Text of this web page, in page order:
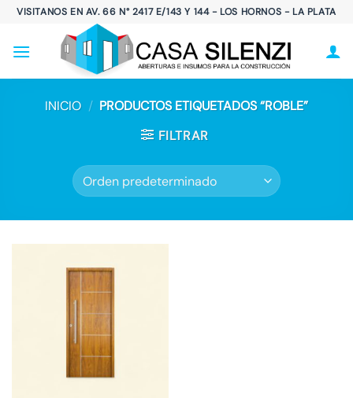
Saltar
contenido
VISITANOS EN AV. 66 N° 2417 E/143 Y 144 - LOS HORNOS - LA PLATA
INICIO / PRODUCTOS ETIQUETADOS “ROBLE”
FILTRAR